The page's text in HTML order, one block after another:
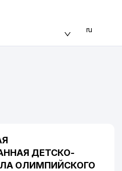
ru
ДЕТСКО-
ОЛИМПИЙСКОГО